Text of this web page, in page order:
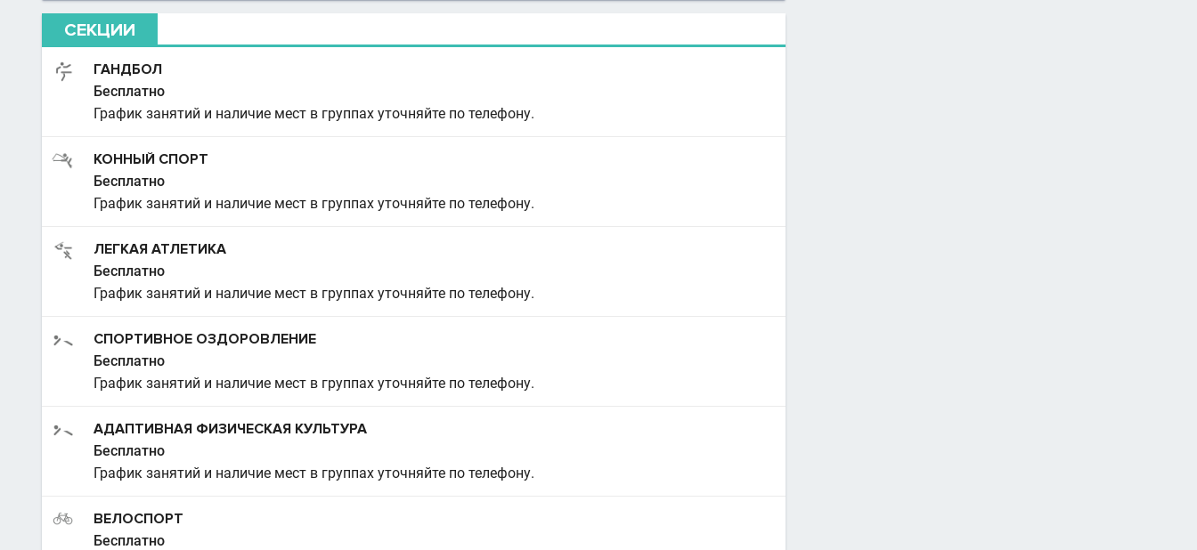
СЕКЦИИ
ГАНДБОЛ
Бесплатно
График занятий и наличие мест в группах уточняйте по телефону.
КОННЫЙ СПОРТ
Бесплатно
График занятий и наличие мест в группах уточняйте по телефону.
ЛЕГКАЯ АТЛЕТИКА
Бесплатно
График занятий и наличие мест в группах уточняйте по телефону.
СПОРТИВНОЕ ОЗДОРОВЛЕНИЕ
Бесплатно
График занятий и наличие мест в группах уточняйте по телефону.
АДАПТИВНАЯ ФИЗИЧЕСКАЯ КУЛЬТУРА
Бесплатно
График занятий и наличие мест в группах уточняйте по телефону.
ВЕЛОСПОРТ
Бесплатно